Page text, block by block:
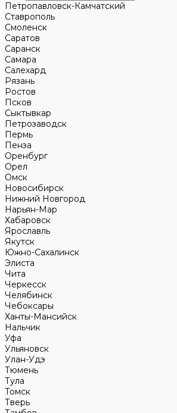
Петропавловск-Камчатский
Ставрополь
Смоленск
Саратов
Саранск
Самара
Салехард
Рязань
Ростов
Псков
Сыктывкар
Петрозаводск
Пермь
Пенза
Оренбург
Орел
Омск
Новосибирск
Нижний Новгород
Нарьян-Мар
Хабаровск
Ярославль
Якутск
Южно-Сахалинск
Элиста
Чита
Черкесск
Челябинск
Чебоксары
Ханты-Мансийск
Нальчик
Уфа
Ульяновск
Улан-Удэ
Тюмень
Тула
Томск
Тверь